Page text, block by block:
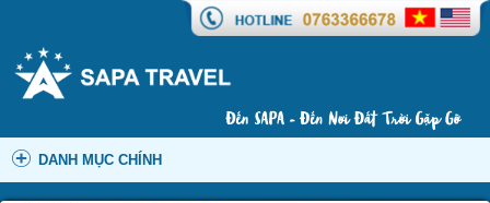
DANH MỤC CHÍNH